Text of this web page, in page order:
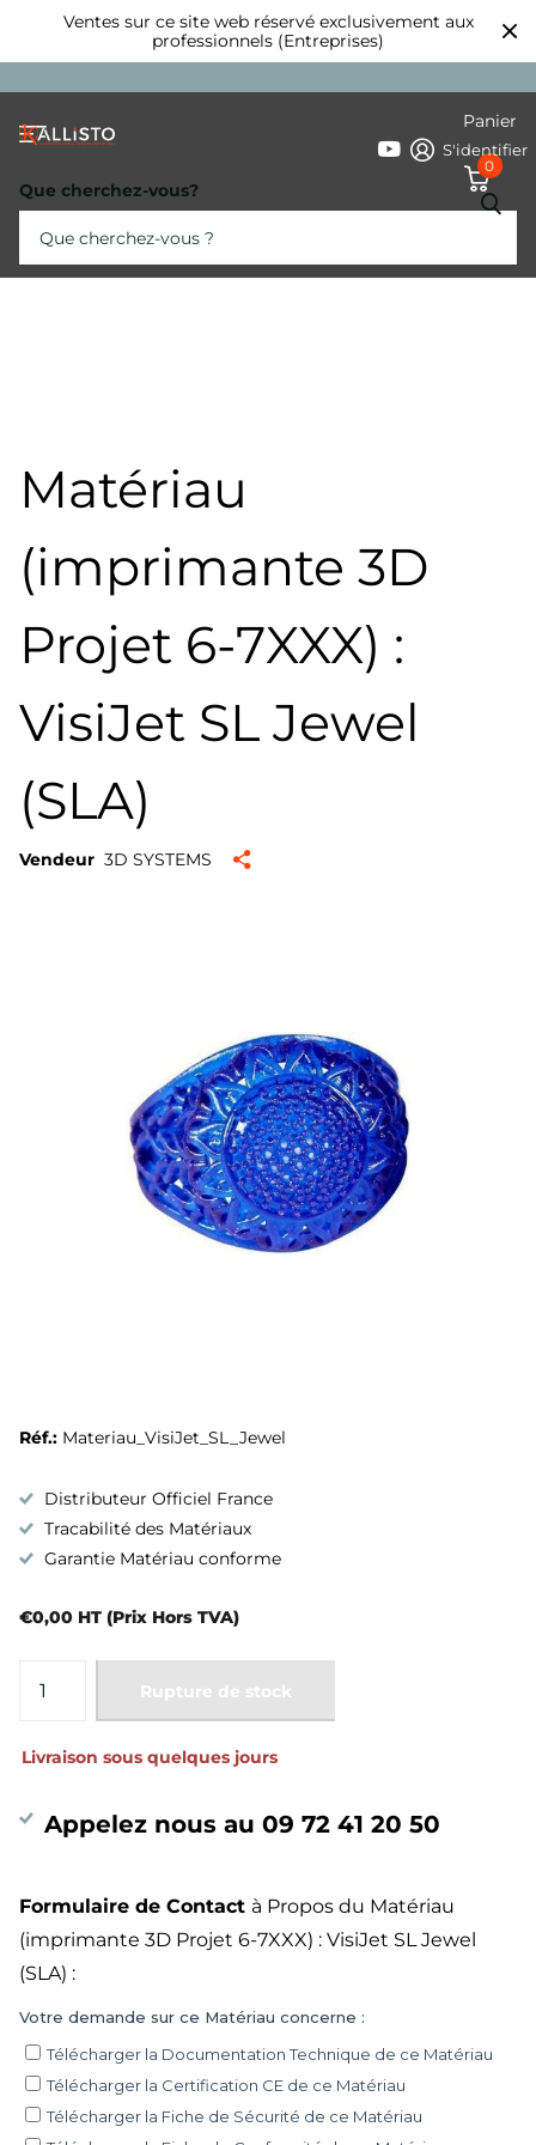
Ventes sur ce site web réservé exclusivement aux
professionnels (Entreprises)
Que cherchez-vous?
S'identifier
Panier
0
Matériau
(imprimante 3D
Projet 6-7XXX) :
VisiJet SL Jewel
(SLA)
Vendeur 3D SYSTEMS
Réf.: Materiau_VisiJet_SL_Jewel
Distributeur Officiel France
Tracabilité des Matériaux
Garantie Matériau conforme
€0,00 HT (Prix Hors TVA)
Rupture de stock
Livraison sous quelques jours
Appelez nous au 09 72 41 20 50
Formulaire de Contact à Propos du Matériau
(imprimante 3D Projet 6-7XXX) : VisiJet SL Jewel
(SLA) :